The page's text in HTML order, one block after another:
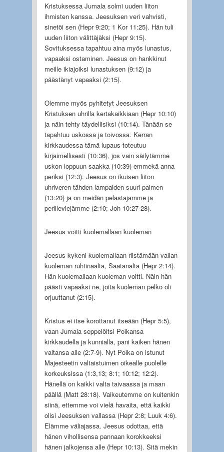
Kristuksessa Jumala solmi uuden liiton
ihmisten kanssa. Jeesuksen veri vahvisti,
sinetöi sen (Hepr 9:20; 1 Kor 11:25). Hän tuli
uuden liiton välittäjäksi (Hepr 9:15).
Sovituksessa tapahtuu aina myös lunastus,
vapaaksi ostaminen. Jeesus on hankkinut
meille ikiajoiksi lunastuksen (9:12) ja
päästänyt vapaaksi (2:15).
Olemme myös pyhitetyt Jeesuksen
Kristuksen uhrilla kertakaikkiaan (Hepr 10:10)
ja näin tehty täydellisiksi (10:14). Tänään se
tapahtuu uskossa ja toivossa. Kerran
kirkkaudessa tämä lupaus toteutuu
kirjaimellisesti (10:36), jos vain säilytämme
uskon loppuun saakka (10:39) emmekä anna
periksi (12:3). Jeesus on ikuisen liiton
uhriveren tähden lampaiden suuri paimen
(13:20) ja on meidän pelastajamme ja
perilleviejämme (2:10; Joh 10:27-28).
Jeesus voitti kuolemallaan kuoleman
Jeesus kykeni kuolemallaan riistämään vallan
kuoleman ruhtinaalta, Saatanalta (Hepr 2:14).
Hän kuolemallaan kuoleman voitti. Näin hän
päästi vapaaksi ne, joita kuoleman pelko oli
orjuuttanut (2:15).
Kristus ei itse korottanut itseään (Hepr 5:5),
vaan Jumala seppelöitsi Poikansa
kirkkaudella ja kunnialla, pani kaiken hänen
valtansa alle (2:7-9). Nyt Poika on istunut
Majesteetin valtaistuimen oikealle puolelle
korkeuksissa (1:3,13; 8:1; 10:12; 12:2).
Hänellä on kaikki valta taivaassa ja maan
päällä (Matt 28:18). Vaikeutemme on kuitenkin
siinä, ettemme voi vielä havaita, että kaikki
olisi Jeesuksen vallassa (Hepr 2:8; Luuk 4:6).
Elämme väliajassa. Jeesus odottaa, että
hänen vihollisensa pannaan korokkeeksi
hänen jalkojensa alle (Hepr 10:13). Sitä mekin